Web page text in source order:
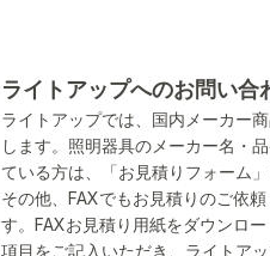
ライトアップへのお問い合
ライトアップでは、国内メーカー
します。照明器具のメーカー名・
ている方は、「お見積りフォーム」
その他、FAXでもお見積りのご依
す。FAXお見積り用紙をダウンロ
項目をご記入いただき、ライトア